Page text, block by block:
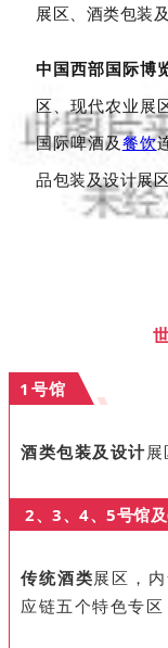
展区、酒类包装
中国西部国际博
区、现代农业展
国际啤酒及餐饮
品包装及设计展
1号馆
酒类包装及设计
2、3、4、5号馆
传统酒类展区，
应链五个特色专区